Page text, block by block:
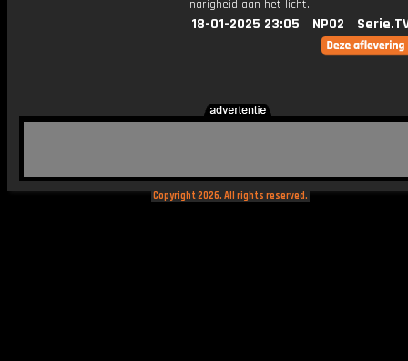
narigheid aan het licht.
18-01-2025 23:05 NPO2
Copyright 2026. All rights reserved.